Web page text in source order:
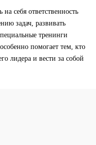
себя ответственность
задач, развивать
тренинги
помогает тем, кто
лидера и вести за собой